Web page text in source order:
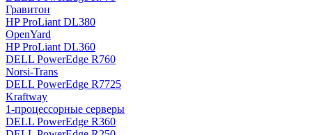
Гравитон
HP ProLiant DL380
OpenYard
HP ProLiant DL360
DELL PowerEdge R760
Norsi-Trans
DELL PowerEdge R7725
Kraftway
1-процессорные серверы
DELL PowerEdge R360